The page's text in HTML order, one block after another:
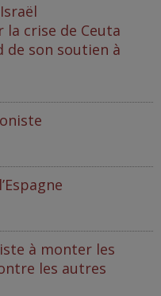
crise de Ceuta
son soutien à
à monter les
les autres